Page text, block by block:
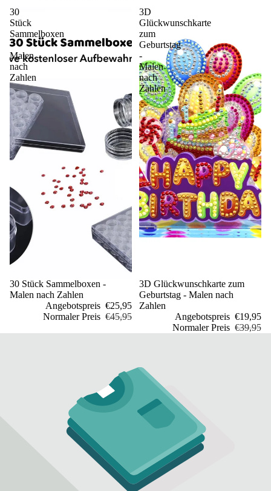
30
Stück
Sammelboxen
-
Malen
nach
Zahlen
Sale
30 Stück Sammelboxen -
Malen nach Zahlen
Angebotspreis €25,95
Normaler Preis €45,95
3D
Glückwunschkarte
zum
Geburtstag
-
Malen
nach
Zahlen
Sale
3D Glückwunschkarte zum
Geburtstag - Malen nach
Zahlen
Angebotspreis €19,95
Normaler Preis €39,95